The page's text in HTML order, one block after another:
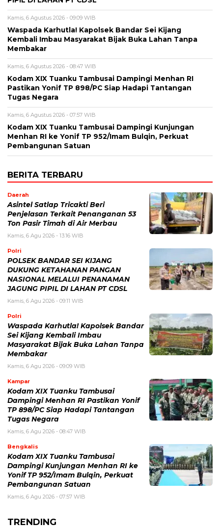
Kamis, 6 Agustus 2026 - 09:09 WIB
Waspada Karhutla! Kapolsek Bandar Sei Kijang
Kembali Imbau Masyarakat Bijak Buka Lahan Tanpa
Membakar
Kamis, 6 Agustus 2026 - 08:47 WIB
Kodam XIX Tuanku Tambusai Dampingi Menhan RI
Pastikan Yonif TP 898/PC Siap Hadapi Tantangan
Tugas Negara
Kamis, 6 Agustus 2026 - 07:57 WIB
Kodam XIX Tuanku Tambusai Dampingi Kunjungan
Menhan RI ke Yonif TP 952/Imam Bulqin, Perkuat
Pembangunan Satuan
BERITA TERBARU
Daerah
Asintel Satlap Tricakti Beri
Penjelasan Terkait Penanganan 53
Ton Pasir Timah di Air Merbau
Kamis, 6 Agu 2026 - 13:16 WIB
Polri
POLSEK BANDAR SEI KIJANG
DUKUNG KETAHANAN PANGAN
NASIONAL MELALUI PENANAMAN
JAGUNG PIPIL DI LAHAN PT CDSL
Kamis, 6 Agu 2026 - 09:11 WIB
Polri
Waspada Karhutla! Kapolsek Bandar
Sei Kijang Kembali Imbau
Masyarakat Bijak Buka Lahan Tanpa
Membakar
Kamis, 6 Agu 2026 - 09:09 WIB
Kampar
Kodam XIX Tuanku Tambusai
Dampingi Menhan RI Pastikan Yonif
TP 898/PC Siap Hadapi Tantangan
Tugas Negara
Kamis, 6 Agu 2026 - 08:47 WIB
Bengkalis
Kodam XIX Tuanku Tambusai
Dampingi Kunjungan Menhan RI ke
Yonif TP 952/Imam Bulqin, Perkuat
Pembangunan Satuan
Kamis, 6 Agu 2026 - 07:57 WIB
TRENDING